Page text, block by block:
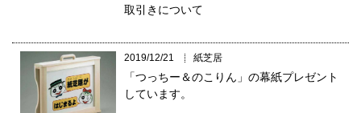
取引きについて
2019/12/21 紙芝居
「つっちー＆のこりん」の幕紙プレゼント
しています。